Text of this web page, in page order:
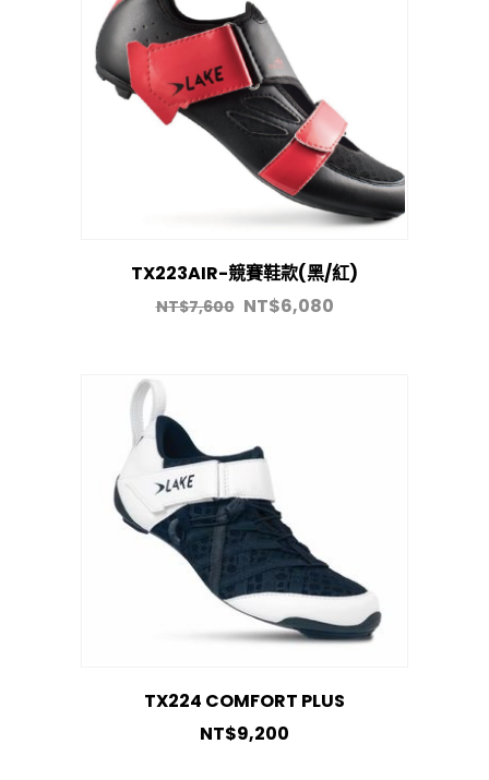
TX223AIR-競賽鞋款(黑/紅)
NT$7,600 NT$6,080
TX224 COMFORT PLUS
NT$9,200